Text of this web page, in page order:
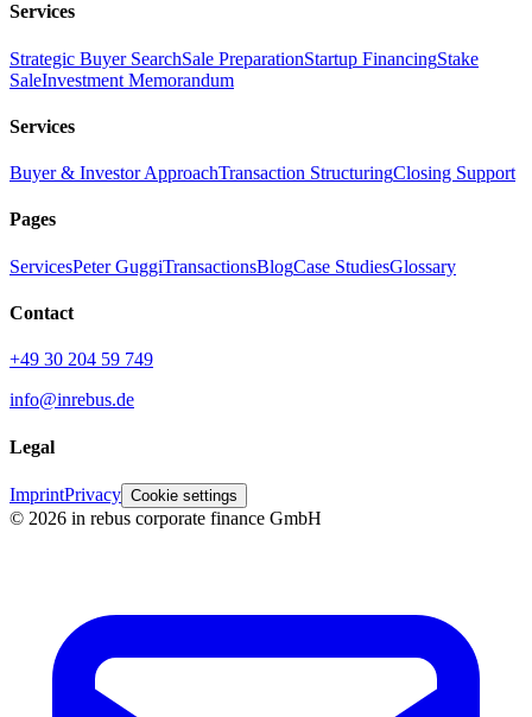
Services
Strategic Buyer SearchSale PreparationStartup FinancingStake
SaleInvestment Memorandum
Services
Buyer & Investor ApproachTransaction StructuringClosing Support
Pages
ServicesPeter GuggiTransactionsBlogCase StudiesGlossary
Contact
+49 30 204 59 749
info@inrebus.de
Legal
ImprintPrivacy Cookie settings
© 2026 in rebus corporate finance GmbH